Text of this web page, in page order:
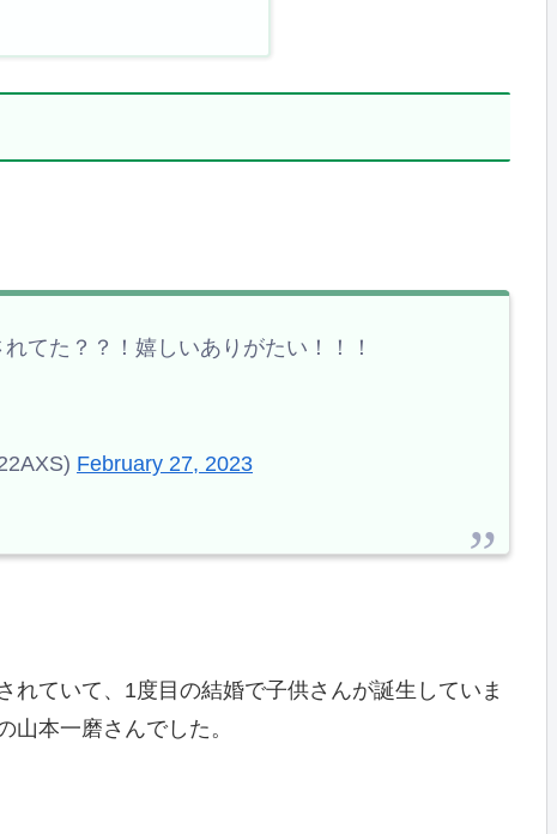
てた？？！嬉しいありがたい！！！
February 27, 2023
ていて、1度目の結婚で子供さんが誕生していま
本一磨さんでした。